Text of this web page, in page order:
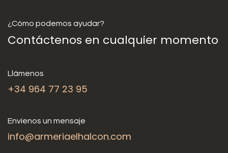
¿Cómo podemos ayudar?
Contáctenos en cualquier momento
Llámenos
+34 964 77 23 95
Envíenos un mensaje
info@armeriaelhalcon.com